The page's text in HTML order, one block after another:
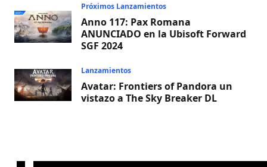
Próximos Lanzamientos
Anno 117: Pax Romana
ANUNCIADO en la Ubisoft Forward
SGF 2024
Lanzamientos
Avatar: Frontiers of Pandora un
vistazo a The Sky Breaker DL